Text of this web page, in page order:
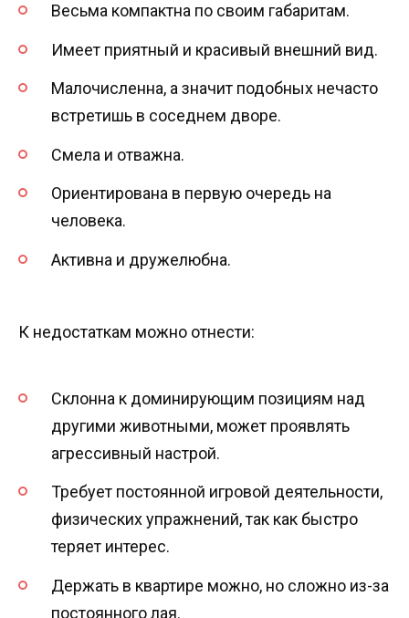
Весьма компактна по своим габаритам.
Имеет приятный и красивый внешний вид.
Малочисленна, а значит подобных нечасто
встретишь в соседнем дворе.
Смела и отважна.
Ориентирована в первую очередь на
человека.
Активна и дружелюбна.
К недостаткам можно отнести:
Склонна к доминирующим позициям над
другими животными, может проявлять
агрессивный настрой.
Требует постоянной игровой деятельности,
физических упражнений, так как быстро
теряет интерес.
Держать в квартире можно, но сложно из-за
постоянного лая.